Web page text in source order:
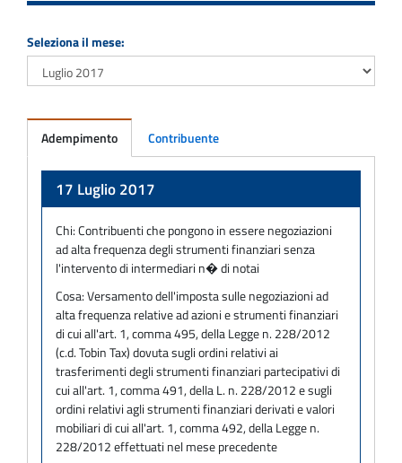
Seleziona il mese:
Adempimento Contribuente
17 Luglio 2017
Chi:Contribuenti che pongono in essere negoziazioni
ad alta frequenza degli strumenti finanziari senza
l'intervento di intermediari n� di notai
Cosa:Versamento dell'imposta sulle negoziazioni ad
alta frequenza relative ad azioni e strumenti finanziari
di cui all'art. 1, comma 495, della Legge n. 228/2012
(c.d. Tobin Tax) dovuta sugli ordini relativi ai
trasferimenti degli strumenti finanziari partecipativi di
cui all'art. 1, comma 491, della L. n. 228/2012 e sugli
ordini relativi agli strumenti finanziari derivati e valori
mobiliari di cui all'art. 1, comma 492, della Legge n.
228/2012 effettuati nel mese precedente